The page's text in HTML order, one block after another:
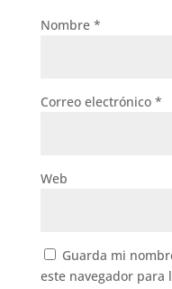
Nombre *
Correo electrónico *
Web
Guarda mi
este navegador para